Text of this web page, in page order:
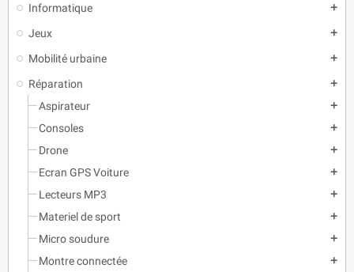
Informatique add
Jeux add
Mobilité urbaine add
Réparation add
Aspirateur add
Consoles add
Drone add
Ecran GPS Voiture add
Lecteurs MP3 add
Materiel de sport add
Micro soudure add
Montre connectée add